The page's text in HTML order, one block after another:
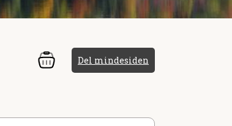
Del mindesiden